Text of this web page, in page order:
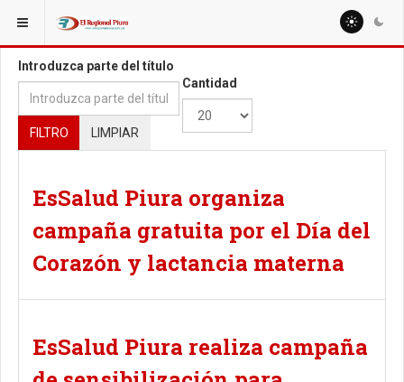
ESTÁ AQUÍ: TAGS
Introduzca parte del título
FILTRO LIMPIAR
Cantidad
EsSalud Piura organiza
campaña gratuita por el Día del
Corazón y lactancia materna
EsSalud Piura realiza campaña